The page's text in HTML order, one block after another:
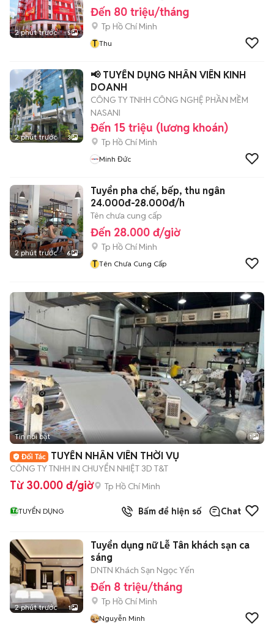
2 phút trước 5
Đến 80 triệu/tháng
Tp Hồ Chí Minh
T Thu
2 phút trước 3
📢 TUYỂN DỤNG NHÂN VIÊN KINH
DOANH
CÔNG TY TNHH CÔNG NGHỆ PHẦN MỀM
NASANI
Đến 15 triệu (lương khoán)
Tp Hồ Chí Minh
Minh Đức
2 phút trước 6
Tuyển pha chế, bếp, thu ngân
24.000đ-28.000đ/h
Tên chưa cung cấp
Đến 28.000 đ/giờ
Tp Hồ Chí Minh
T Tên Chưa Cung Cấp
Tin nổi bật 1
TUYỂN NHÂN VIÊN THỜI VỤ
CÔNG TY TNHH IN CHUYỂN NHIỆT 3D T&T
Từ 30.000 đ/giờ Tp Hồ Chí Minh
TUYỂN DỤNG Bấm để hiện số Chat
2 phút trước 1
Tuyển dụng nữ Lễ Tân khách sạn ca
sáng
DNTN Khách Sạn Ngọc Yến
Đến 8 triệu/tháng
Tp Hồ Chí Minh
Nguyễn Minh